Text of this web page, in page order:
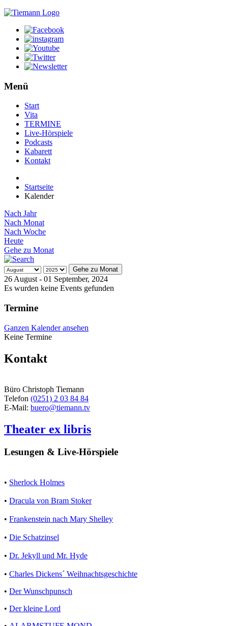
Menü
Start
Vita
TERMINE
Live-Hörspiele
Podcasts
Kabarett
Kontakt
Startseite
Kalender
Nach Jahr
Nach Monat
Nach Woche
Heute
Gehe zu Monat
Gehe zu Monat
26 August - 01 September, 2024
Es wurden keine Events gefunden
Termine
Ganzen Kalender ansehen
Keine Termine
Kontakt
Büro Christoph Tiemann
Telefon (0251) 2 03 84 84
E-Mail: buero@tiemann.tv
Theater ex libris
Lesungen & Live-Hörspiele
• Sherlock Holmes
• Dracula von Bram Stoker
• Frankenstein nach Mary Shelley
• Die Schatzinsel
• Dr. Jekyll und Mr. Hyde
• Charles Dickens´ Weihnachtsgeschichte
• Der Wunschpunsch
• Der kleine Lord